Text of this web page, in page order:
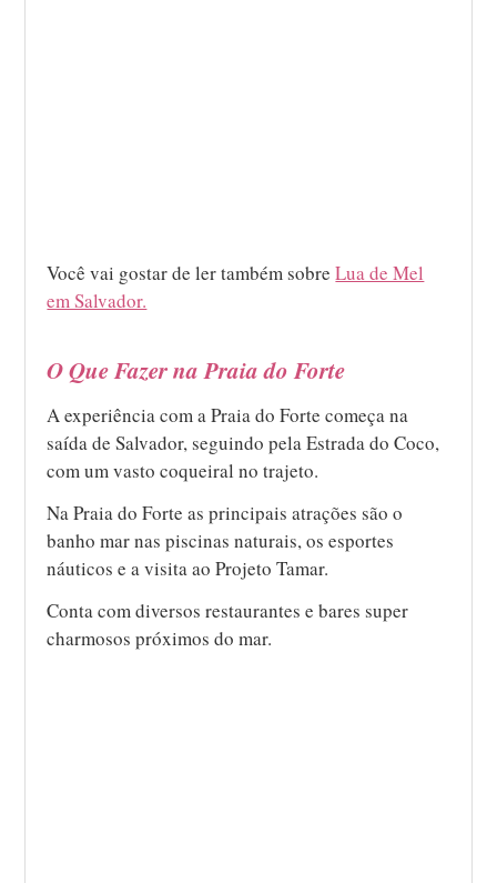
Você vai gostar de ler também sobreLua de Mel
em Salvador.
O Que Fazer na Praia do Forte
A experiência com a Praia do Forte começa na
saída de Salvador, seguindo pela Estrada do Coco,
com um vasto coqueiral no trajeto.
Na Praia do Forte as principais atrações são o
banho mar nas piscinas naturais, os esportes
náuticos e a visita ao Projeto Tamar.
Conta com diversos restaurantes e bares super
charmosos próximos do mar.